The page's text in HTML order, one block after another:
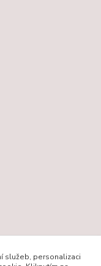
služeb, personalizaci